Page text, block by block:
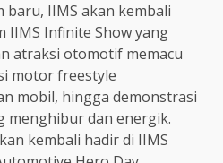
IIMS akan kembali
IIMS Infinite Show yang
atraksi otomotif memacu
motor freestyle
mobil, hingga demonstrasi
menghibur dan energik.
kembali hadir di IIMS